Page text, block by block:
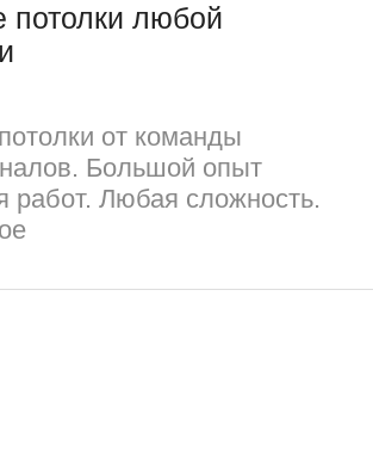
потолки любой
от команды
Большой опыт
работ. Любая сложность.